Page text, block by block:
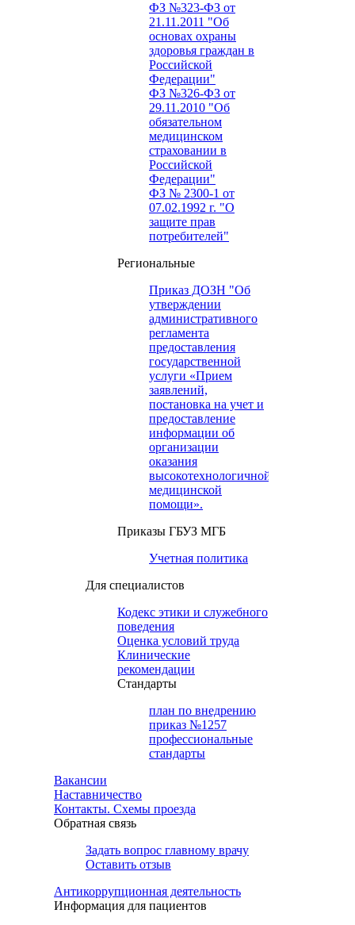
ФЗ №323-ФЗ от
21.11.2011 "Об
основах охраны
здоровья граждан в
Российской
Федерации"
ФЗ №326-ФЗ от
29.11.2010 "Об
обязательном
медицинском
страховании в
Российской
Федерации"
ФЗ № 2300-1 от
07.02.1992 г. "О
защите прав
потребителей"
Региональные
Приказ ДОЗН "Об
утверждении
административного
регламента
предоставления
государственной
услуги «Прием
заявлений,
постановка на учет и
предоставление
информации об
организации
оказания
высокотехнологичной
медицинской
помощи».
Приказы ГБУЗ МГБ
Учетная политика
Для специалистов
Кодекс этики и служебного
поведения
Оценка условий труда
Клинические
рекомендации
Cтандарты
план по внедрению
приказ №1257
профессиональные
стандарты
Вакансии
Наставничество
Контакты. Схемы проезда
Обратная связь
Задать вопрос главному врачу
Оставить отзыв
Антикоррупционная деятельность
Информация для пациентов